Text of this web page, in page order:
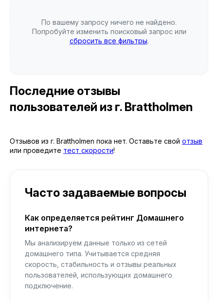
По вашему запросу ничего не найдено.
Попробуйте изменить поисковый запрос или
сбросить все фильтры.
Последние отзывы
пользователей из г. Brattholmen
Отзывов из г. Brattholmen пока нет. Оставьте свой отзыв
или проведите тест скорости!
Часто задаваемые вопросы
Как определяется рейтинг Домашнего
интернета?
Мы анализируем данные только из сетей
домашнего типа. Учитывается средняя
скорость, стабильность и отзывы реальных
пользователей, использующих домашнего
подключение.